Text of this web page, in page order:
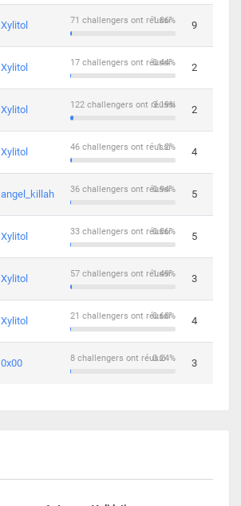
Xylitol 1.86%
71 challengers ont réussi 9
Xylitol 0.44%
17 challengers ont réussi 2
Xylitol 3.19%
122 challengers ont réussi 2
Xylitol 1.2%
46 challengers ont réussi 4
angel_killah 0.94%
36 challengers ont réussi 5
Xylitol 0.86%
33 challengers ont réussi 5
Xylitol 1.49%
57 challengers ont réussi 3
Xylitol 0.68%
21 challengers ont réussi 4
0x00 0.24%
8 challengers ont réussi 3